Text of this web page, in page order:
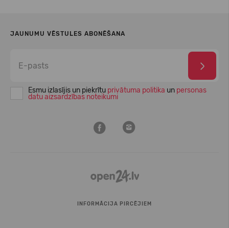
JAUNUMU VĒSTULES ABONĒŠANA
Esmu izlasījis un piekrītu privātuma politika un personas
datu aizsardzības noteikumi
INFORMĀCIJA PIRCĒJIEM